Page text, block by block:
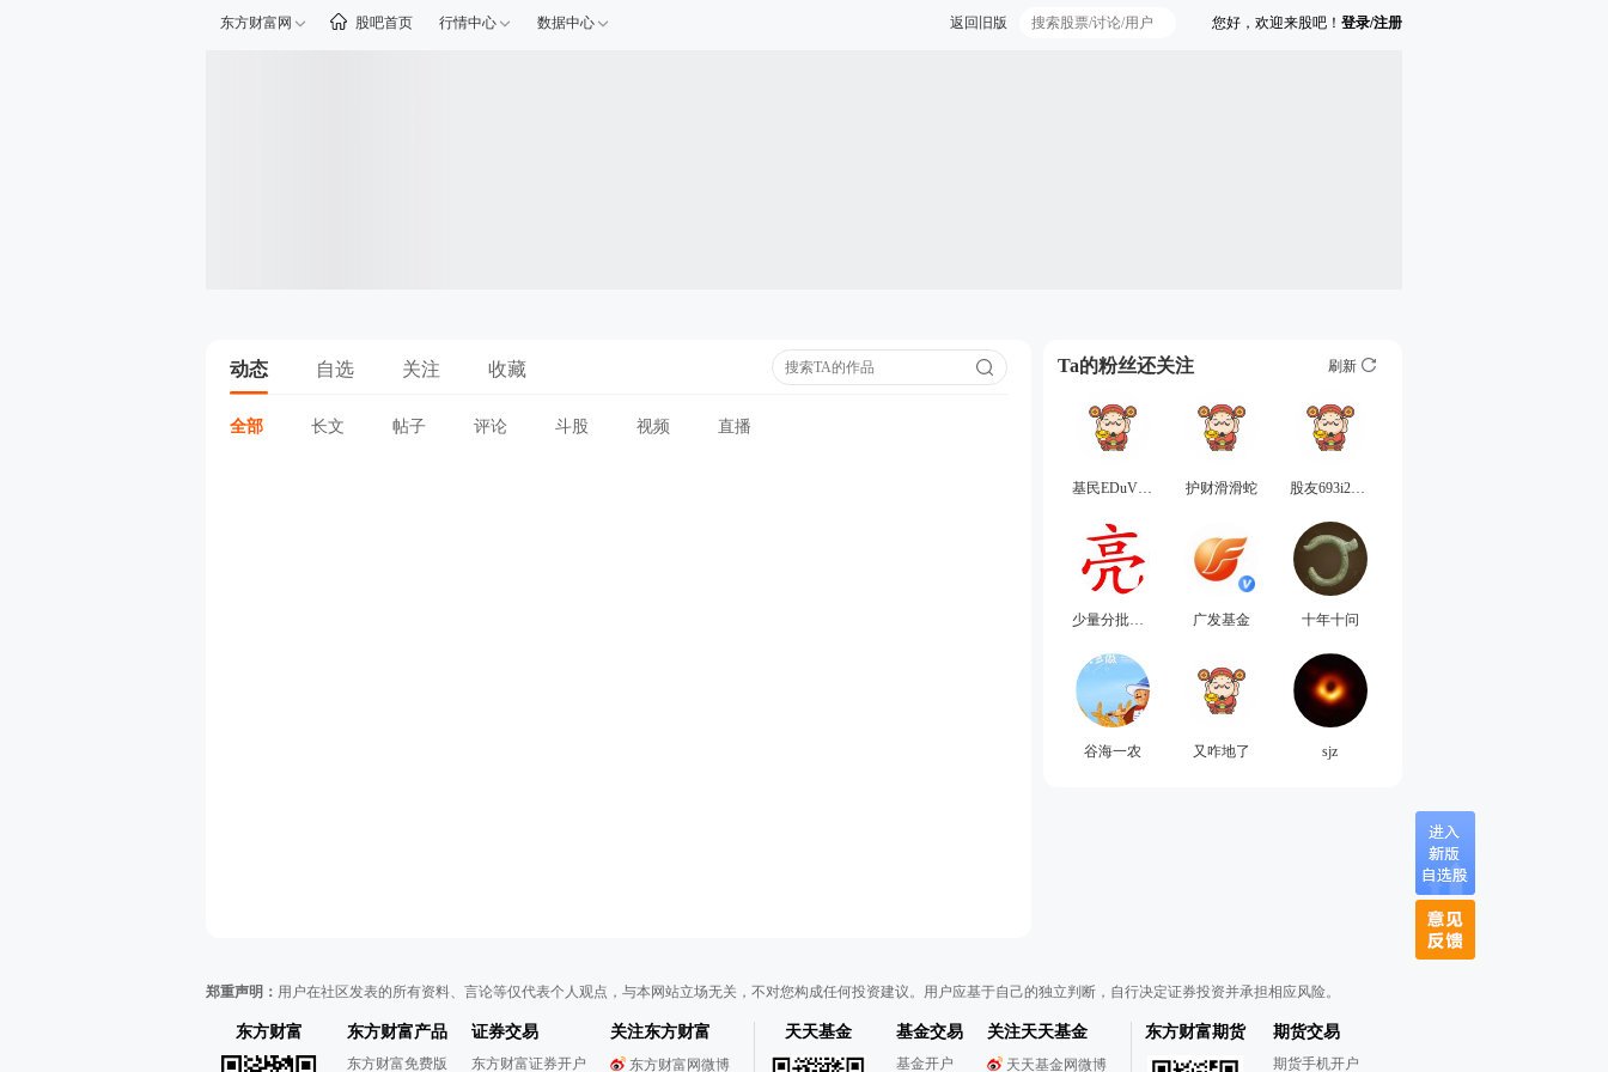
东方财富网 股吧首页 行情中心 数据中心 您好，欢迎来股吧！ 登录/注册
返回旧版
动态 自选 关注 收藏
全部 长文 帖子 评论 斗股 视频 直播
Ta的粉丝还关注 刷新
基民EDuVdC 护财滑滑蛇 股友693i2o2901
少量分批均衡配置 广发基金 十年十问
谷海一农 又咋地了 sjz
郑重声明： 用户在社区发表的所有资料、言论等仅代表个人观点，与本网站立场无关，不对您构成任何投资建议。用户应基于自己的独立判断，自行决定证券投资并承担相应风险。
东方财富 东方财富产品
东方财富免费版
证券交易
东方财富证券开户
关注东方财富
东方财富网微博
天天基金 基金交易
基金开户
关注天天基金
天天基金网微博
东方财富期货 期货交易
期货手机开户